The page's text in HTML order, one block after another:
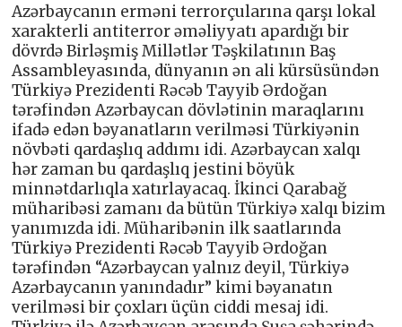
Azərbaycanın erməni terrorçularına qarşı lokal
xarakterli antiterror əməliyyatı apardığı bir
dövrdə Birləşmiş Millətlər Təşkilatının Baş
Assambleyasında, dünyanın ən ali kürsüsündən
Türkiyə Prezidenti Rəcəb Tayyib Ərdoğan
tərəfindən Azərbaycan dövlətinin maraqlarını
ifadə edən bəyanatların verilməsi Türkiyənin
növbəti qardaşlıq addımı idi. Azərbaycan xalqı
hər zaman bu qardaşlıq jestini böyük
minnətdarlıqla xatırlayacaq. İkinci Qarabağ
müharibəsi zamanı da bütün Türkiyə xalqı bizim
yanımızda idi. Müharibənin ilk saatlarında
Türkiyə Prezidenti Rəcəb Tayyib Ərdoğan
tərəfindən “Azərbaycan yalnız deyil, Türkiyə
Azərbaycanın yanındadır” kimi bəyanatın
verilməsi bir çoxları üçün ciddi mesaj idi.